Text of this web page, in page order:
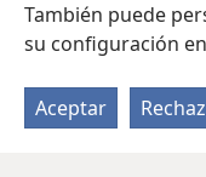
También puede
su configuración
Aceptar